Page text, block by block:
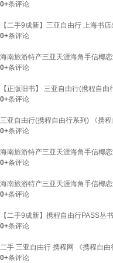
0+条评论
【二手9成新】三亚自由行 上海书店
0+条评论
海南旅游特产三亚天涯海角手信椰
0+条评论
【正版旧书】 三亚自由行(携程自
0+条评论
三亚自由行(携程自由行系列) 《携
0+条评论
海南旅游特产三亚天涯海角手信椰
0+条评论
海南旅游特产三亚天涯海角手信椰
0+条评论
【二手9成新】携程自由行PASS丛
0+条评论
二手 三亚自由行 携程网 《携程自
0+条评论